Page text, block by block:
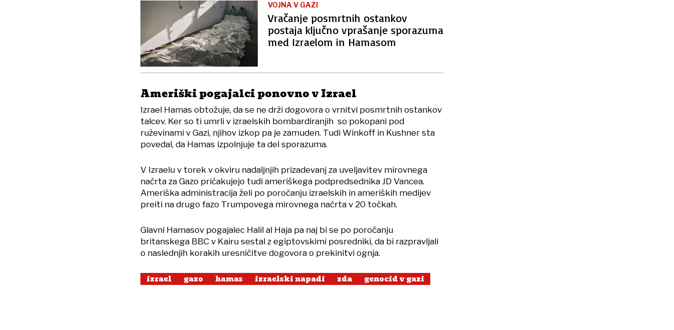
VOJNA V GAZI
Vračanje posmrtnih ostankov
postaja ključno vprašanje sporazuma
med Izraelom in Hamasom
Ameriški pogajalci ponovno v Izrael
Izrael Hamas obtožuje, da se ne drži dogovora o vrnitvi posmrtnih ostankov
talcev. Ker so ti umrli v izraelskih bombardiranjih so pokopani pod
ruževinami v Gazi, njihov izkop pa je zamuden. Tudi Winkoff in Kushner sta
povedal, da Hamas izpolnjuje ta del sporazuma.
V Izraelu v torek v okviru nadaljnjih prizadevanj za uveljavitev mirovnega
načrta za Gazo pričakujejo tudi ameriškega podpredsednika JD Vancea.
Ameriška administracija želi po poročanju izraelskih in ameriških medijev
preiti na drugo fazo Trumpovega mirovnega načrta v 20 točkah.
Glavni Hamasov pogajalec Halil al Haja pa naj bi se po poročanju
britanskega BBC v Kairu sestal z egiptovskimi posredniki, da bi razpravljali
o naslednjih korakih uresničitve dogovora o prekinitvi ognja.
izrael gazo hamas izraelski napadi zda genocid v gazi